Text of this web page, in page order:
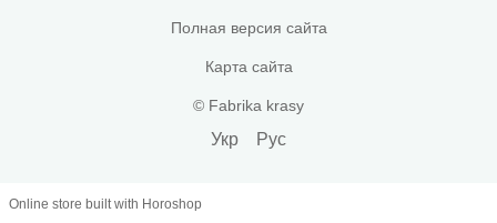
Полная версия сайта
Карта сайта
© Fabrika krasy
Укр Рус
Online store built with Horoshop